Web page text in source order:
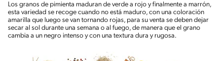
Los granos de pimienta maduran de verde a rojo y finalmente a marrón,
esta variedad se recoge cuando no está maduro, con una coloración
amarilla que luego se van tornando rojas, para su venta se deben dejar
secar al sol durante una semana o al fuego, de manera que el grano
cambia a un negro intenso y con una textura dura y rugosa.